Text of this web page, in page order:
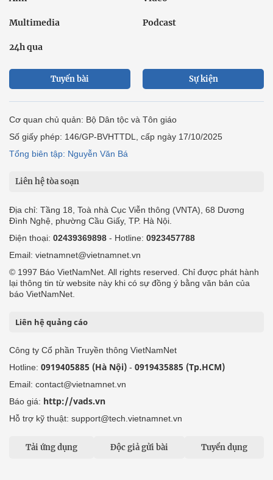
Multimedia Podcast
24h qua
Tuyến bài Sự kiện
Cơ quan chủ quản: Bộ Dân tộc và Tôn giáo
Số giấy phép: 146/GP-BVHTTDL, cấp ngày 17/10/2025
Tổng biên tập: Nguyễn Văn Bá
Liên hệ tòa soạn
Địa chỉ: Tầng 18, Toà nhà Cục Viễn thông (VNTA), 68 Dương
Đình Nghệ, phường Cầu Giấy, TP. Hà Nội.
Điện thoại: 02439369898 - Hotline: 0923457788
Email: vietnamnet@vietnamnet.vn
© 1997 Báo VietNamNet. All rights reserved. Chỉ được phát hành
lại thông tin từ website này khi có sự đồng ý bằng văn bản của
báo VietNamNet.
Liên hệ quảng cáo
Công ty Cổ phần Truyền thông VietNamNet
Hotline: 0919405885 (Hà Nội) - 0919435885 (Tp.HCM)
Email: contact@vietnamnet.vn
Báo giá: http://vads.vn
Hỗ trợ kỹ thuật: support@tech.vietnamnet.vn
Tải ứng dụng Độc giả gửi bài Tuyển dụng